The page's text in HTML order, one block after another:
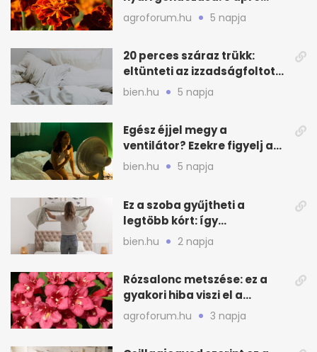
lépés a dús virágzásért
agroforum.hu 5 napja
20 perces száraz trükk:
eltünteti az izzadságfoltot
és a szagot a matracról
bien.hu 5 napja
Egész éjjel megy a
ventilátor? Ezekre figyelj a
hőségben alvásnál
bien.hu 5 napja
Ez a szoba gyűjtheti a
legtöbb kórt: így
mélytisztítsd otthon
bien.hu 2 napja
Rózsalonc metszése: ez a
gyakori hiba viszi el a
virágzást
agroforum.hu 3 napja